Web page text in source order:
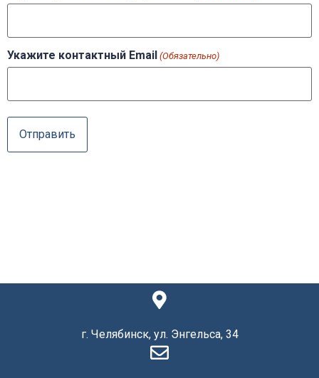
Укажите контактный Email (Обязательно)
г. Челябинск, ул. Энгельса, 34